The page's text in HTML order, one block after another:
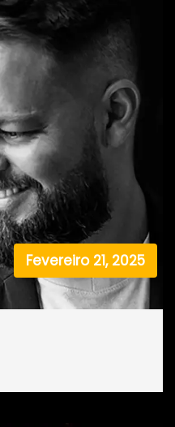
Fevereiro 21, 2025